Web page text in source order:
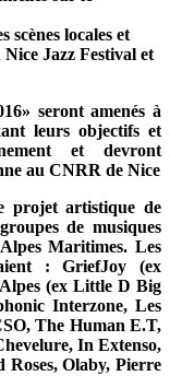
scènes locales et
Jazz Festival et
seront amenés à
leurs objectifs et
et devront
au CNRR de Nice
projet artistique de
de musiques
Maritimes. Les
: GriefJoy (ex
(ex Little D Big
Interzone, Les
The Human E.T,
In Extenso,
Roses, Olaby, Pierre